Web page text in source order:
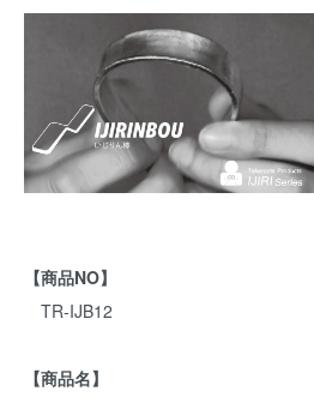
【商品NO】
TR-IJB12
【商品名】